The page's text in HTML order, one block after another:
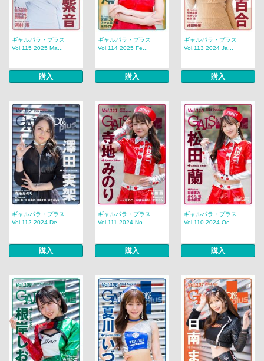
ギャルパラ・プラス
Vol.115 2025 Ma...
購入
ギャルパラ・プラス
Vol.114 2025 Fe...
購入
ギャルパラ・プラス
Vol.113 2024 Ja...
購入
ギャルパラ・プラス
Vol.112 2024 De...
購入
ギャルパラ・プラス
Vol.111 2024 No...
購入
ギャルパラ・プラス
Vol.110 2024 Oc...
購入